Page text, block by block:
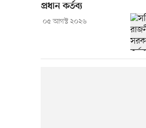
প্রধান কর্তব্য
০৫ আগস্ট ২০২৬